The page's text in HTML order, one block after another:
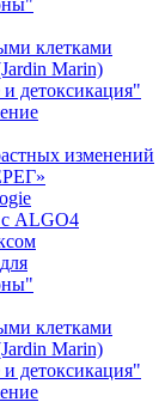
клетками
Marin)
детоксикация"
изменений
ALGO4
клетками
Marin)
детоксикация"